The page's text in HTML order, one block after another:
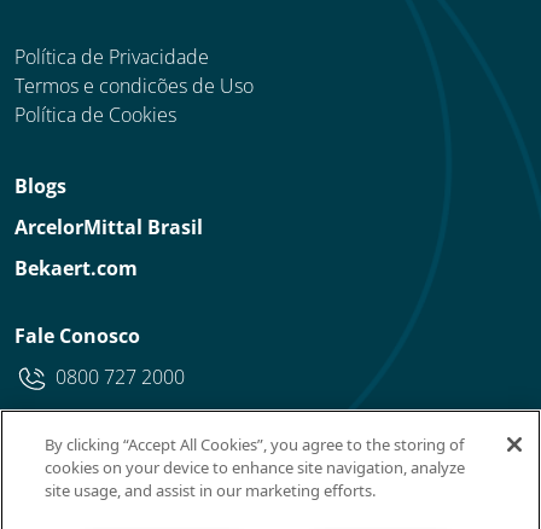
Política de Privacidade
Termos e condicões de Uso
Política de Cookies
Blogs
ArcelorMittal Brasil
Bekaert.com
Fale Conosco
0800 727 2000
By clicking “Accept All Cookies”, you agree to the storing of
cookies on your device to enhance site navigation, analyze
site usage, and assist in our marketing efforts.